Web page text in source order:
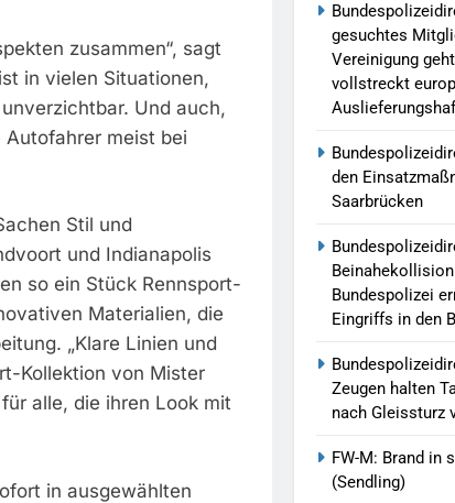
Kraftfahrzeug Über Die Grenze Eingereist/
zusammen“, sagt
in vielen Situationen,
Und auch,
Autofahrer meist bei
Stil und
und Indianapolis
so ein Stück Rennsport-
Materialien, die
„Klare Linien und
Kollektion von Mister
alle, die ihren Look mit
in ausgewählten
gesuchtes
Vereinigung
vollstreckt
den
Saarbrücken
Bundespolizei
Eingriffs in den
Zeugen halten
nach Gleissturz
FW-M: Brand in
(Sendling)